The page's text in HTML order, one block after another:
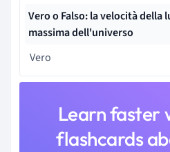
Vero o Falso: la velocità della
massima dell'universo
Vero
Learn faster
flashcards